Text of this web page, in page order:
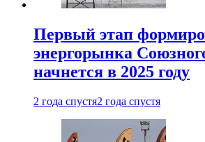
Первый этап
энергорынка
начнется в 2025 году
2 года спустя2 года спустя